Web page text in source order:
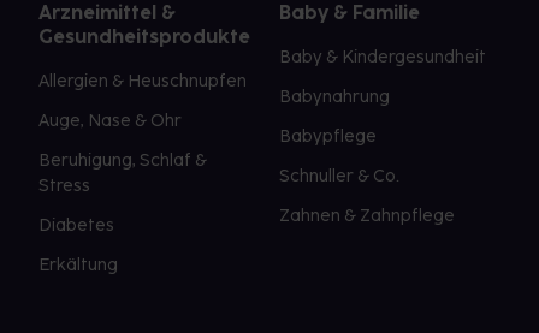
Arzneimittel &
Gesundheitsprodukte
Allergien & Heuschnupfen
Auge, Nase & Ohr
Beruhigung, Schlaf &
Stress
Diabetes
Erkältung
Baby & Familie
Baby & Kindergesundheit
Babynahrung
Babypflege
Schnuller & Co.
Zahnen & Zahnpflege